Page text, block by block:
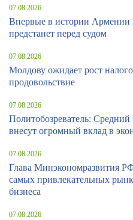
07.08.2026
Впервые в истории Армении
предстанет перед судом
07.08.2026
Молдову ожидает рост
продовольствие
07.08.2026
Политобозреватель:
внесут огромный вклад в
07.08.2026
Глава Минэкономразвития
самых привлекательных
бизнеса
07.08.2026